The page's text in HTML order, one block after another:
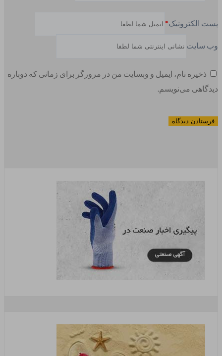
پست الکترونیک*
وب سایت
ذخیره نام، ایمیل و وبسایت من در مرورگر برای زمانی که دوباره
دیدگاهی می‌نویسم.